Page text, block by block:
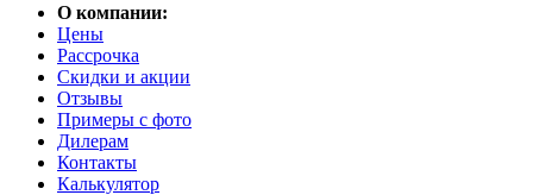
О компании:
Цены
Рассрочка
Скидки и акции
Отзывы
Примеры с фото
Дилерам
Контакты
Калькулятор